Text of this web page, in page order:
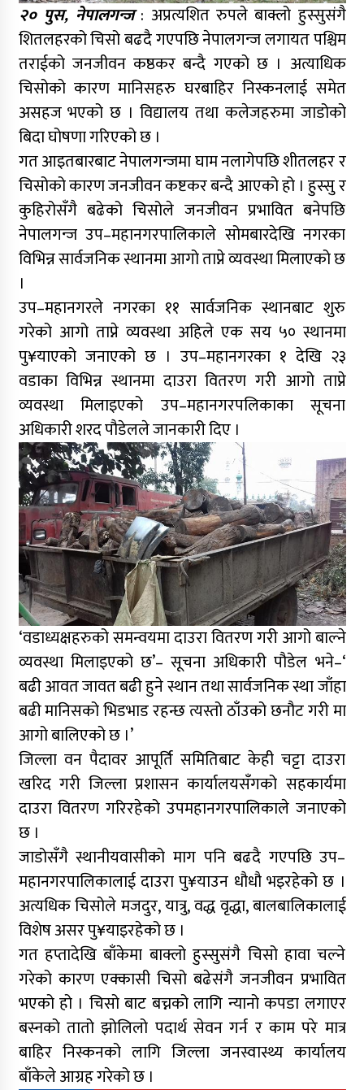
२० पुस, नेपालगन्ज: अप्रत्यशित रुपले बाक्लो हुस्सुसंगै
शितलहरको चिसो बढदै गएपछि नेपालगन्ज लगायत पश्चिम
तराईको जनजीवन कष्ठकर बन्दै गएको छ । अत्याधिक
चिसोको कारण मानिसहरु घरबाहिर निस्कनलाई समेत
असहज भएको छ । विद्यालय तथा कलेजहरुमा जाडोको
बिदा घोषणा गरिएको छ ।
गत आइतबारबाट नेपालगन्जमा घाम नलागेपछि शीतलहर र
चिसोको कारण जनजीवन कष्टकर बन्दै आएको हो । हुस्सु र
कुहिरोसँगै बढेको चिसोले जनजीवन प्रभावित बनेपछि
नेपालगन्ज उप–महानगरपालिकाले सोमबारदेखि नगरका
विभिन्न सार्वजनिक स्थानमा आगो ताप्ने व्यवस्था मिलाएको छ
।
उप–महानगरले नगरका ११ सार्वजनिक स्थानबाट शुरु
गरेको आगो ताप्ने व्यवस्था अहिले एक सय ५० स्थानमा
पु¥याएको जनाएको छ । उप–महानगरका १ देखि २३
वडाका विभिन्न स्थानमा दाउरा वितरण गरी आगो ताप्ने
व्यवस्था मिलाइएको उप–महानगरपलिकाका सूचना
अधिकारी शरद पौडेलले जानकारी दिए ।
‘वडाध्यक्षहरुको समन्वयमा दाउरा वितरण गरी आगो बाल्ने
व्यवस्था मिलाइएको छ’– सूचना अधिकारी पौडेल भने–‘
बढी आवत जावत बढी हुने स्थान तथा सार्वजनिक स्था जाँहा
बढी मानिसको भिडभाड रहन्छ त्यस्तो ठाँउको छनौट गरी मा
आगो बालिएको छ ।’
जिल्ला वन पैदावर आपूर्ति समितिबाट केही चट्टा दाउरा
खरिद गरी जिल्ला प्रशासन कार्यालयसँगको सहकार्यमा
दाउरा वितरण गरिरहेको उपमहानगरपालिकाले जनाएको
छ ।
जाडोसँगै स्थानीयवासीको माग पनि बढदै गएपछि उप–
महानगरपालिकालाई दाउरा पु¥याउन धौधौ भइरहेको छ ।
अत्यधिक चिसोले मजदुर, यात्रु, वद्ध वृद्धा, बालबालिकालाई
विशेष असर पु¥याइरहेको छ ।
गत हप्तादेखि बाँकेमा बाक्लो हुस्सुसंगै चिसो हावा चल्ने
गरेको कारण एक्कासी चिसो बढेसंगै जनजीवन प्रभावित
भएको हो । चिसो बाट बच्नको लागि न्यानो कपडा लगाएर
बस्नको तातो झोलिलो पदार्थ सेवन गर्न र काम परे मात्र
बाहिर निस्कनको लागि जिल्ला जनस्वास्थ्य कार्यालय
बाँकेले आग्रह गरेको छ ।